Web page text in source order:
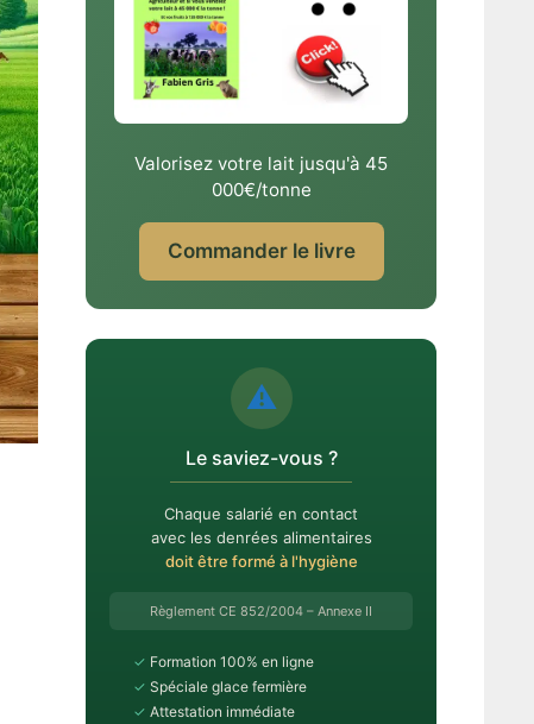
Valorisez votre lait jusqu'à 45
000€/tonne
Commander le livre
⚠️
Le saviez-vous ?
Chaque salarié en contact
avec les denrées alimentaires
doit être formé à l'hygiène
Règlement CE 852/2004 – Annexe II
✓ Formation 100% en ligne
✓ Spéciale glace fermière
✓ Attestation immédiate